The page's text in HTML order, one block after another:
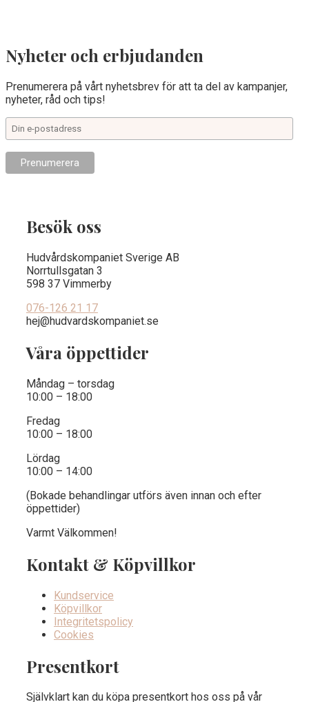
Nyheter och erbjudanden
Prenumerera på vårt nyhetsbrev för att ta del av kampanjer,
nyheter, råd och tips!
Besök oss
Hudvårdskompaniet Sverige AB
Norrtullsgatan 3
598 37 Vimmerby
076-126 21 17
hej@hudvardskompaniet.se
Våra öppettider
Måndag – torsdag
10:00 – 18:00
Fredag
10:00 – 18:00
Lördag
10:00 – 14:00
(Bokade behandlingar utförs även innan och efter
öppettider)
Varmt Välkommen!
Kontakt & Köpvillkor
Kundservice
Köpvillkor
Integritetspolicy
Cookies
Presentkort
Självklart kan du köpa presentkort hos oss på vår